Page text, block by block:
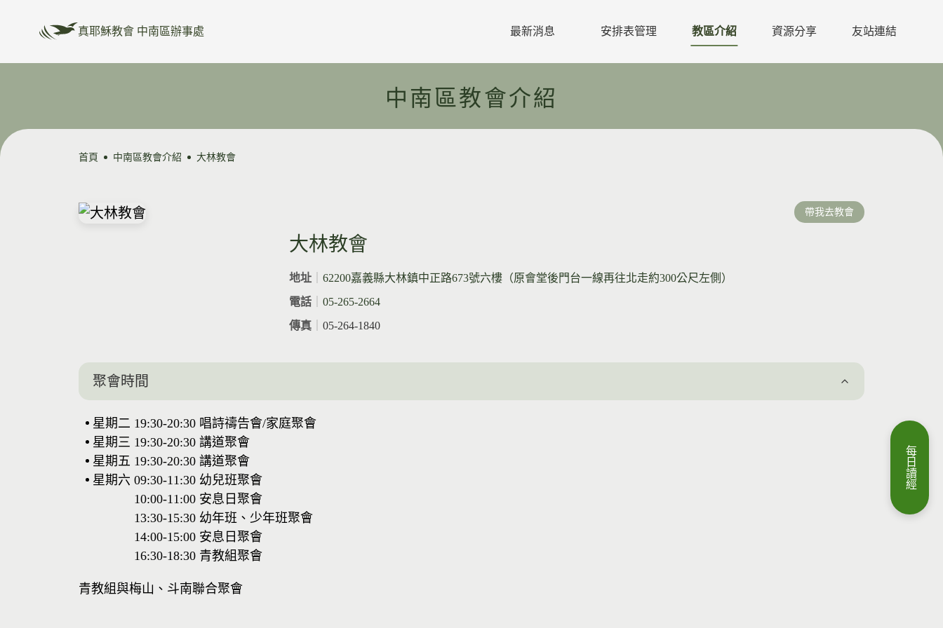
每
日
讀
經
真耶穌教會 中南區辦事處 最新消息
教區行事曆
安排表管理 教區介紹 資源分享 友站連結
中南區教會介紹
首頁 中南區教會介紹 大林教會
帶我去教會
大林教會
地址｜ 62200嘉義縣大林鎮中正路673號六樓（原會堂後門台一線再往北走約300公尺左側）
電話｜ 05-265-2664
傳真｜ 05-264-1840
聚會時間
星期二 19:30-20:30唱詩禱告會/家庭聚會
星期三 19:30-20:30講道聚會
星期五 19:30-20:30講道聚會
星期六 09:30-11:30幼兒班聚會
10:00-11:00安息日聚會
13:30-15:30幼年班、少年班聚會
14:00-15:00安息日聚會
16:30-18:30青教組聚會
青教組與梅山、斗南聯合聚會